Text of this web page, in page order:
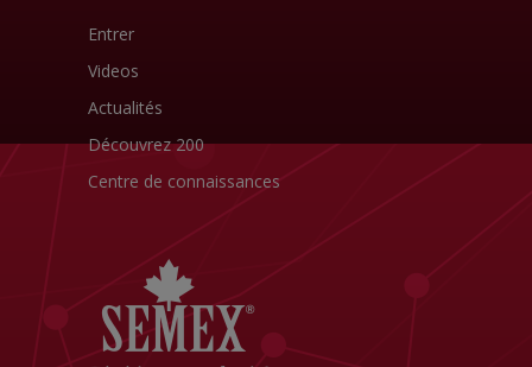
Entrer
Videos
Actualités
Découvrez 200
Centre de connaissances